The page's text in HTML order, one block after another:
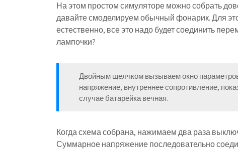
На этом простом симуляторе можно собрать
давайте смоделируем обычный фонарик. Для
естественно, все это надо будет соединить
лампочки?
Двойным щелчком вызываем окно
напряжение, внутреннее сопротивление,
случае батарейка вечная.
Когда схема собрана, нажимаем два раза
Суммарное напряжение последовательно